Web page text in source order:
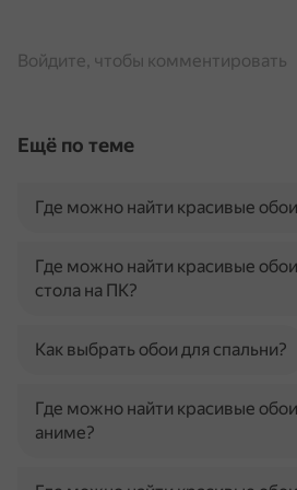
Войдите, чтобы комментировать
Ещё по теме
Где можно найти красивые
Где можно найти красивые
стола на ПК?
Как выбрать обои для спальни?
Где можно найти красивые
аниме?